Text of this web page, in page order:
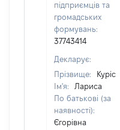
підприємців та
громадських
формувань:
37743414
Декларує:
Прізвище:
Куріс
Ім'я:
Лариса
По батькові (за
наявності):
Єгорівна